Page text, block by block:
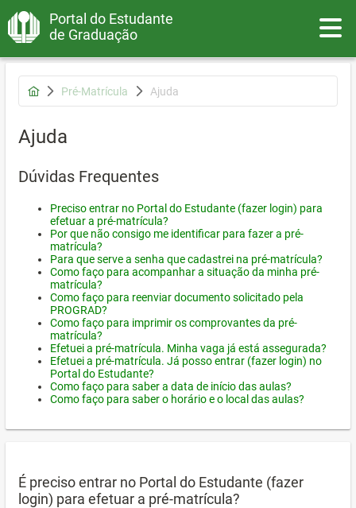
Portal do Estudante
de Graduação
Pré-Matrícula Ajuda
Ajuda
Dúvidas Frequentes
Preciso entrar no Portal do Estudante (fazer login) para
efetuar a pré-matrícula?
Por que não consigo me identificar para fazer a pré-
matrícula?
Para que serve a senha que cadastrei na pré-matrícula?
Como faço para acompanhar a situação da minha pré-
matrícula?
Como faço para reenviar documento solicitado pela
PROGRAD?
Como faço para imprimir os comprovantes da pré-
matrícula?
Efetuei a pré-matrícula. Minha vaga já está assegurada?
Efetuei a pré-matrícula. Já posso entrar (fazer login) no
Portal do Estudante?
Como faço para saber a data de início das aulas?
Como faço para saber o horário e o local das aulas?
É preciso entrar no Portal do Estudante (fazer
login) para efetuar a pré-matrícula?